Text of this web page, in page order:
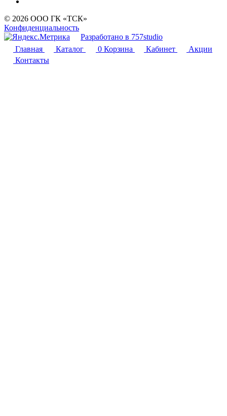
© 2026 ООО ГК «ТСК»
Конфиденциальность
Разработано в 757studio
Главная
Каталог 0 Корзина Кабинет
Акции
Контакты